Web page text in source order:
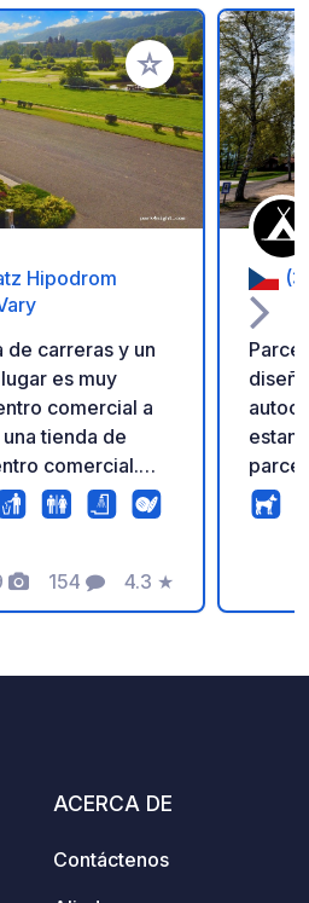
Añadir a tus
Hipodrom
de carreras y un
es muy
comercial a
tienda de
comercial.
en el lugar
También hay
acceder
154
Comentarios
4.3
Calificación
★
ACERCA DE
Contáctenos